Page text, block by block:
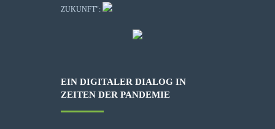
ZUKUNFT":
EIN DIGITALER DIALOG IN
ZEITEN DER PANDEMIE